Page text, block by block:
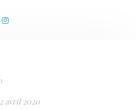
avril 2020